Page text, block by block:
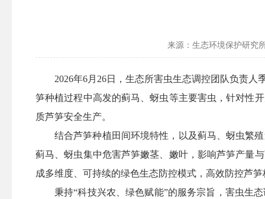
来源：生态环境保护研究
2026年6月26日，生态所害虫生态调控团队负责
笋种植过程中高发的蓟马、蚜虫等主要害虫，针对性
质芦笋安全生产。
结合芦笋种植田间环境特性，以及蓟马、蚜虫繁
蓟马、蚜虫集中危害芦笋嫩茎、嫩叶，影响芦笋产量
成多维度、可持续的绿色生态防控模式，高效防控芦
秉持“科技兴农、绿色赋能”的服务宗旨，害虫生